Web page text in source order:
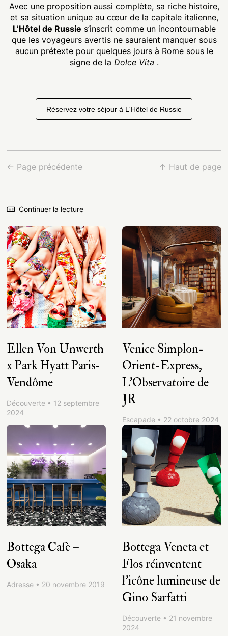
Avec une proposition aussi complète, sa riche histoire,
et sa situation unique au cœur de la capitale italienne,
L’Hôtel de Russie s’inscrit comme un incontournable
que les voyageurs avertis ne sauraient manquer sous
aucun prétexte pour quelques jours à Rome sous le
signe de la Dolce Vita .
Réservez votre séjour à L'Hôtel de Russie
← Page précédente ↑ Haut de page
Continuer la lecture
Ellen Von Unwerth
x Park Hyatt Paris-
Vendôme
Découverte • 12 septembre
2024
Venice Simplon-
Orient-Express,
L’Observatoire de
JR
Escapade • 22 octobre 2024
Bottega Cafè –
Osaka
Adresse • 20 novembre 2019
Bottega Veneta et
Flos réinventent
l’icône lumineuse de
Gino Sarfatti
Découverte • 21 novembre
2024